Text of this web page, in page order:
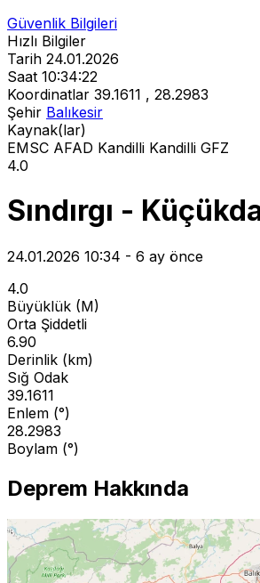
Güvenlik Bilgileri
Hızlı Bilgiler
Tarih 24.01.2026
Saat 10:34:22
Koordinatlar 39.1611 , 28.2983
Şehir Balıkesir
Kaynak(lar)
EMSC AFAD Kandilli Kandilli GFZ
4.0
Sındırgı -
24.01.2026 10:34 - 6 ay önce
4.0
Büyüklük (M)
Orta Şiddetli
6.90
Derinlik (km)
Sığ Odak
39.1611
Enlem (°)
28.2983
Boylam (°)
Deprem Hakkında